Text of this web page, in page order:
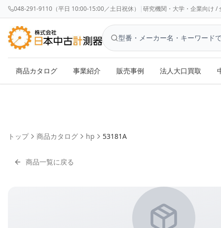
048-291-9110（平日 10:00-15:00／土日祝休） |研究機関・大学・企業向け
商品カタログ 事業紹介 販売事例 法人大口買取
トップ 商品カタログ hp 53181A
商品一覧に戻る